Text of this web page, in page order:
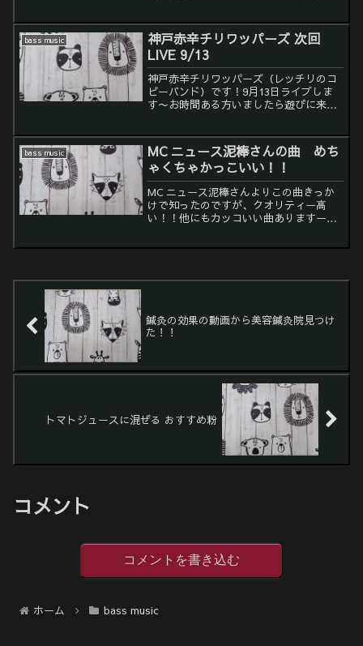
も。。。でも、ムズイ。。Fus...
bass music
神戸赤辛チリワッパーズ 次回
LIVE 9/13
神戸赤辛チリワッパーズ（レッチリのコ
ピーバンド）です！9月13日ライブしま
す〜お時間ある方いましたら遊びに来て
寄り：御堂筋中津駅（5番出口から徒歩2
分...
bass music
MC ニュース泥棒さんの曲 めち
ゃくちゃかっこいい！！
MC ニュース泥棒さんよりこの曲きっか
けで知ったのですが、クオリティー高
い！！他にもカッコいい曲ありますー！
らから➡動画
鍼灸の効果の動画から美容鍼灸院見つけ
た！！
トマトジュースに混ぜる おすすめ粉
コメント
コメントを書き込む
ホーム bass music